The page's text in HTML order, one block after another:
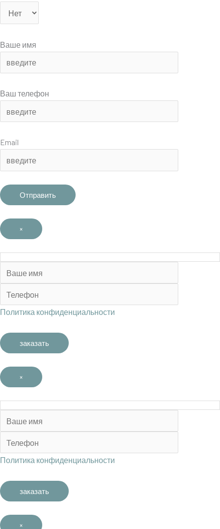
Ваше имя
Ваш телефон
Email
×
Политика конфиденциальности
×
Политика конфиденциальности
×